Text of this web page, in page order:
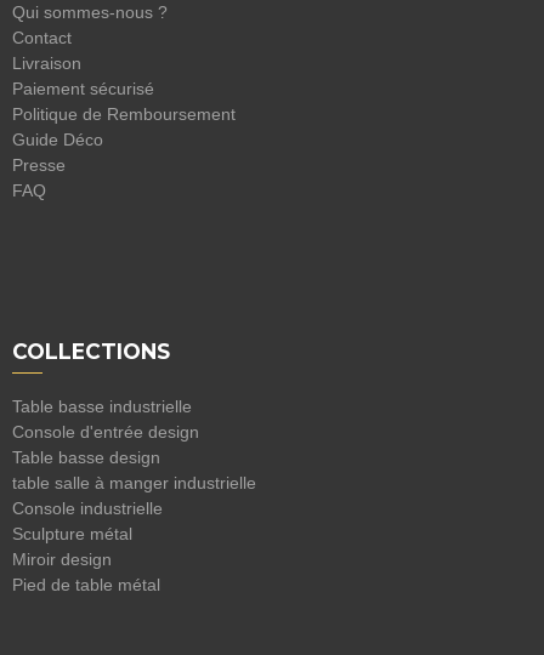
Qui sommes-nous ?
Contact
Livraison
Paiement sécurisé
Politique de Remboursement
Guide Déco
Presse
FAQ
COLLECTIONS
Table basse industrielle
Console d'entrée design
Table basse design
table salle à manger industrielle
Console industrielle
Sculpture métal
Miroir design
Pied de table métal